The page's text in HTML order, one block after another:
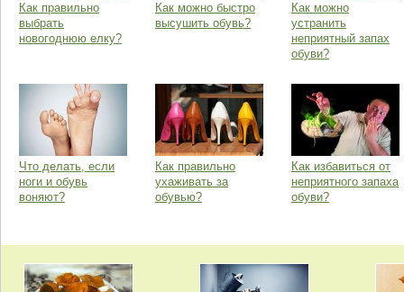
Как правильно
выбрать
новогоднюю елку?
Как можно быстро
высушить обувь?
Как можно
устранить
неприятный запах
обуви?
Что делать, если
ноги и обувь
воняют?
Как правильно
ухаживать за
обувью?
Как избавиться от
неприятного запаха
обуви?